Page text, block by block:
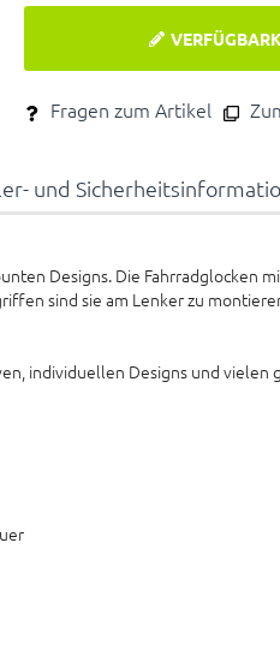
Fragen zum Artikel
und
Designs. Die Fahrradglocken
sind sie am Lenker zu
individuellen Designs und